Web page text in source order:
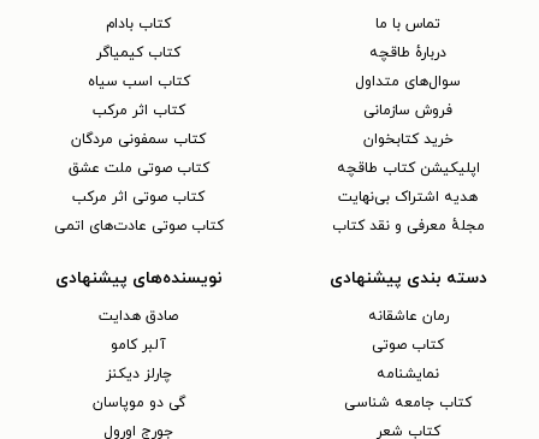
تماس با ما
دربارهٔ طاقچه
سوال‌های متداول
فروش سازمانی
خرید کتابخوان
اپلیکیشن کتاب طاقچه
هدیه اشتراک بی‌نهایت
مجلهٔ معرفی و نقد کتاب
کتاب بادام
کتاب کیمیاگر
کتاب اسب سیاه
کتاب اثر مرکب
کتاب سمفونی مردگان
کتاب صوتی ملت عشق
کتاب صوتی اثر مرکب
کتاب صوتی عادت‌های اتمی
دسته بندی پیشنهادی
رمان عاشقانه
کتاب‌ صوتی
نمایشنامه
کتاب جامعه شناسی
کتاب شعر
نویسنده‌های پیشنهادی
صادق هدایت
آلبر کامو
چارلز دیکنز
گی دو موپاسان
جورج اورول